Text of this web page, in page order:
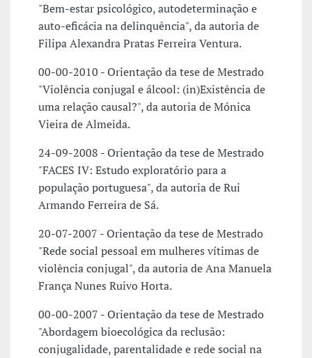
"Bem-estar psicológico, autodeterminação e
auto-eficácia na delinquência", da autoria de
Filipa Alexandra Pratas Ferreira Ventura.
00-00-2010 - Orientação da tese de Mestrado
"Violência conjugal e álcool: (in)Existência de
uma relação causal?", da autoria de Mónica
Vieira de Almeida.
24-09-2008 - Orientação da tese de Mestrado
"FACES IV: Estudo exploratório para a
população portuguesa", da autoria de Rui
Armando Ferreira de Sá.
20-07-2007 - Orientação da tese de Mestrado
"Rede social pessoal em mulheres vítimas de
violência conjugal", da autoria de Ana Manuela
França Nunes Ruivo Horta.
00-00-2007 - Orientação da tese de Mestrado
"Abordagem bioecológica da reclusão:
conjugalidade, parentalidade e rede social na